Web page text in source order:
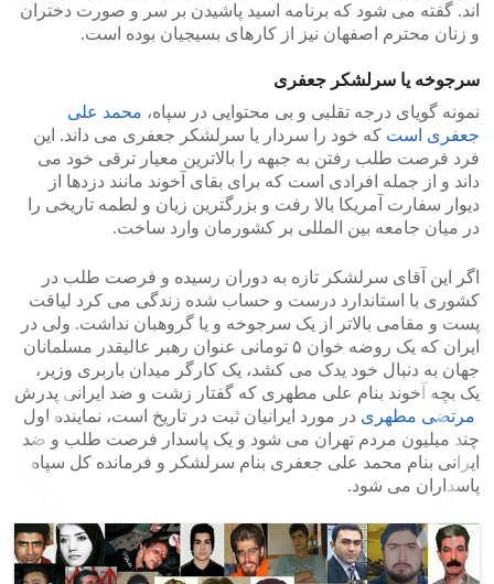
اند. گفته می شود که برنامه اسید پاشیدن بر سر و صورت دختران
و زنان محترم اصفهان نیز از کارهای بسیجیان بوده است.
سرجوخه یا سرلشکر جعفری
نمونه گویای درجه تقلبی و بی محتوایی در سپاه، محمد علی
جعفری است که خود را سردار یا سرلشکر جعفری می داند. این
فرد فرصت طلب رفتن به جبهه را بالاترین معیار ترقی خود می
داند و از جمله افرادی است که برای بقای آخوند مانند دزدها از
دیوار سفارت آمریکا بالا رفت و بزرگترین زیان و لطمه تاریخی را
در میان جامعه بین المللی بر کشورمان وارد ساخت.
اگر این آقای سرلشکر تازه به دوران رسیده و فرصت طلب در
کشوری با استاندارد درست و حساب شده زندگی می کرد لیاقت
پست و مقامی بالاتر از یک سرجوخه و یا گروهبان نداشت. ولی در
ایران که یک روضه خوان ۵ تومانی عنوان رهبر عالیقدر مسلمانان
جهان به دنبال خود یدک می کشد، یک کارگر میدان باربری وزیر،
یک بچه آخوند بنام علی مطهری که گفتار زشت و ضد ایرانی پدرش
مرتضی مطهری در مورد ایرانیان ثبت در تاریخ است، نماینده اول
چند میلیون مردم تهران می شود و یک پاسدار فرصت طلب و ضد
ایرانی بنام محمد علی جعفری بنام سرلشکر و فرمانده کل سپاه
پاسداران می شود.